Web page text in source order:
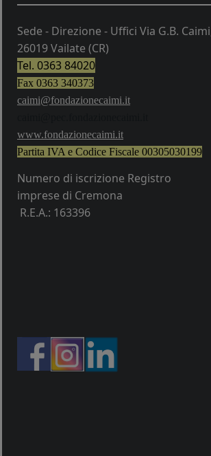
Sede - Direzione - Uffici Via G.B.
26019 Vailate (CR)
Tel. 0363 84020
Fax 0363 340373
caimi@fondazionecaimi.it
www.fondazionecaimi.it
Partita IVA e Codice Fiscale 00305030199
Numero di iscrizione Registro
imprese di Cremona
R.E.A.: 163396